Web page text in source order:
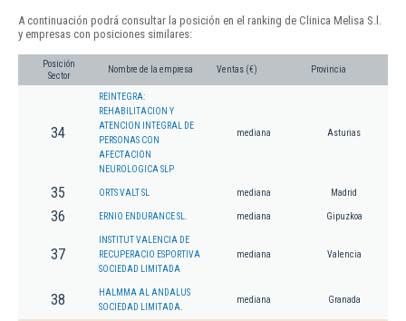
A continuación podrá consultar la posición en el ranking de Clinica Melisa S.l.
y empresas con posiciones similares:
Posición
Sector
Nombre de la empresa Ventas (€) Provincia
34
REINTEGRA:
REHABILITACION Y
ATENCION INTEGRAL DE
PERSONAS CON
AFECTACION
NEUROLOGICA SLP
mediana Asturias
35 ORTS VALT SL mediana Madrid
36 ERNIO ENDURANCE SL. mediana Gipuzkoa
37
INSTITUT VALENCIA DE
RECUPERACIO ESPORTIVA
SOCIEDAD LIMITADA
mediana Valencia
38
HALMMA AL ANDALUS
SOCIEDAD LIMITADA.
mediana Granada